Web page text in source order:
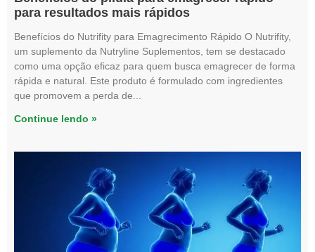
para resultados mais rápidos
Benefícios do Nutrifity para Emagrecimento Rápido O Nutrifity,
um suplemento da Nutryline Suplementos, tem se destacado
como uma opção eficaz para quem busca emagrecer de forma
rápida e natural. Este produto é formulado com ingredientes
que promovem a perda de
Continue lendo »